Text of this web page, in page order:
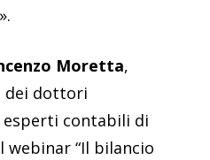
Moretta,
dei dottori
contabili di
“Il bilancio